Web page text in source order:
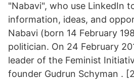
"Nabavi", who use LinkedIn
information, ideas, and
Nabavi (born 14 February
politician. On 24 February
leader of the Feminist
founder Gudrun Schyman .